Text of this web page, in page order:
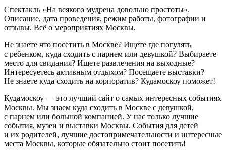
Спектакль «На всякого мудреца довольно простоты».
Описание, дата проведения, режим работы, фотографии и
отзывы. Всё о мероприятиях Москвы.
Не знаете что посетить в Москве? Ищете где погулять
с ребенком, куда сходить с парнем или девушкой? Выбираете
место для свидания? Ищете развлечения на выходные?
Интересуетесь активным отдыхом? Посещаете выставки?
Не знаете куда сходить на корпоратив? Кудамоскоу поможет!
Кудамоскоу — это лучший сайт о самых интересных событиях
Москвы. Мы знаем куда сходить в Москве с девушкой,
с парнем или большой компанией. У нас только лучшие
события, музеи и выставки Москвы. События для детей
и их родителей, лучшие достопримечательности и интересные
места Москвы, которые обязательно стоит посетить!